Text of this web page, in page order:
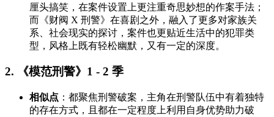
厘头搞笑，在案件设置上更注重奇思妙想的作案手法；
而《财阀 X 刑警》在喜剧之外，融入了更多对家族关
系、社会现实的探讨，案件也更贴近生活中的犯罪类
型，风格上既有轻松幽默，又有一定的深度。
2. 《模范刑警》1 - 2 季
相似点 ：都聚焦刑警破案，主角在刑警队伍中有着独特
的存在方式，且都在一定程度上利用自身优势助力破